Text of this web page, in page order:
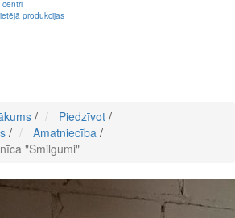
centri
produkcijas
/ Piedzīvot /
/ Amatniecība /
"Smilgumi"